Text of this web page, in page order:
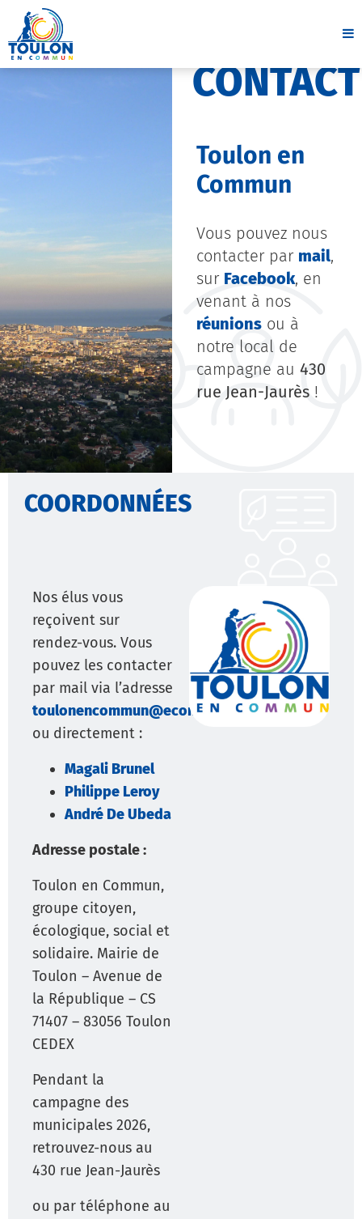
CONTACT
Toulon en
Commun
Vous pouvez nous
contacter par mail,
sur Facebook, en
venant à nos
réunions ou à
notre local de
campagne au430
rue Jean-Jaurès !
COORDONNÉES
Nos élus vous
reçoivent sur
rendez-vous. Vous
pouvez les contacter
par mail via l’adresse
toulonencommun@ecomail.fr
ou directement :
Magali Brunel
Philippe Leroy
André De Ubeda
Adresse postale :
Toulon en Commun,
groupe citoyen,
écologique, social et
solidaire. Mairie de
Toulon – Avenue de
la République – CS
71407 – 83056 Toulon
CEDEX
Pendant la
campagne des
municipales 2026,
retrouvez-nous au
430 rue Jean-Jaurès
ou par téléphone au